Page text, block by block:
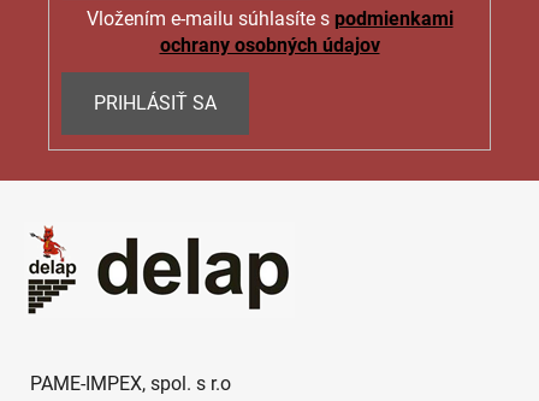
Vložením e-mailu súhlasíte s podmienkami
ochrany osobných údajov
PRIHLÁSIŤ SA
PAME-IMPEX, spol. s r.o